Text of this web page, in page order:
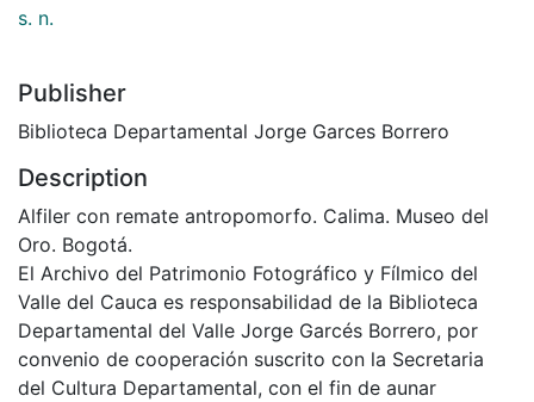
s. n.
Publisher
Biblioteca Departamental Jorge Garces Borrero
Description
Alfiler con remate antropomorfo. Calima. Museo del
Oro. Bogotá.
El Archivo del Patrimonio Fotográfico y Fílmico del
Valle del Cauca es responsabilidad de la Biblioteca
Departamental del Valle Jorge Garcés Borrero, por
convenio de cooperación suscrito con la Secretaria
del Cultura Departamental, con el fin de aunar